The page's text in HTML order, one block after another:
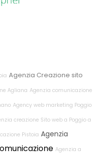
Agenzia Creazione sito
Agliana Agenzia comunicazione
Agency web marketing Poggio
creazione Sito web a Poggio a
Pistoia Agenzia
Agenzia a